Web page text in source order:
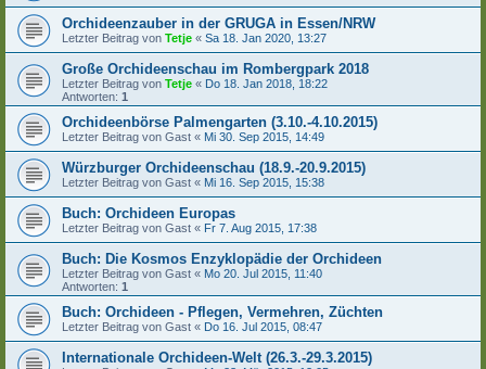
Orchideenzauber in der GRUGA in Essen/NRW
Letzter Beitrag von Tetje « Sa 18. Jan 2020, 13:27
Große Orchideenschau im Rombergpark 2018
Letzter Beitrag von Tetje « Do 18. Jan 2018, 18:22
Antworten: 1
Orchideenbörse Palmengarten (3.10.-4.10.2015)
Letzter Beitrag von Gast « Mi 30. Sep 2015, 14:49
Würzburger Orchideenschau (18.9.-20.9.2015)
Letzter Beitrag von Gast « Mi 16. Sep 2015, 15:38
Buch: Orchideen Europas
Letzter Beitrag von Gast « Fr 7. Aug 2015, 17:38
Buch: Die Kosmos Enzyklopädie der Orchideen
Letzter Beitrag von Gast « Mo 20. Jul 2015, 11:40
Antworten: 1
Buch: Orchideen - Pflegen, Vermehren, Züchten
Letzter Beitrag von Gast « Do 16. Jul 2015, 08:47
Internationale Orchideen-Welt (26.3.-29.3.2015)